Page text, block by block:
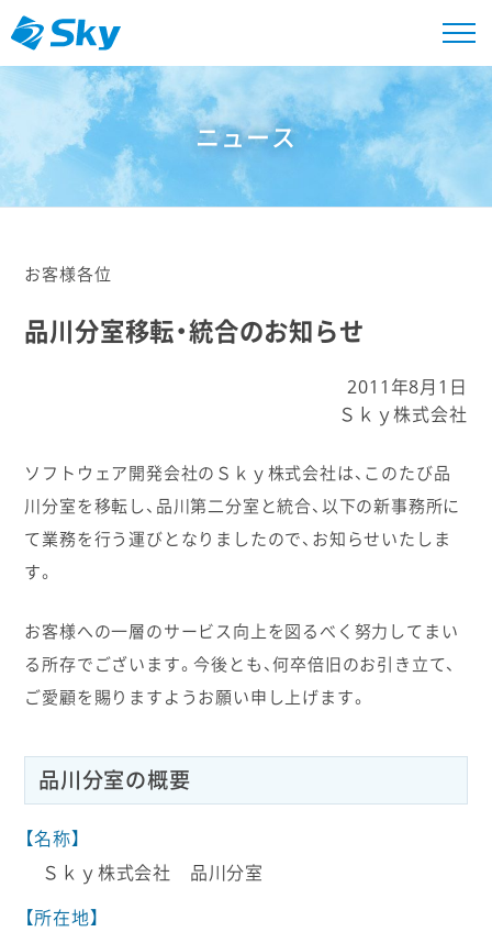
ニュース
お客様各位
品川分室移転・統合のお知らせ
2011年8月1日
Ｓｋｙ株式会社
ソフトウェア開発会社のＳｋｙ株式会社は、このたび品
川分室を移転し、品川第二分室と統合、以下の新事務所に
て業務を行う運びとなりましたので、お知らせいたしま
す。
お客様への一層のサービス向上を図るべく努力してまい
る所存でございます。今後とも、何卒倍旧のお引き立て、
ご愛顧を賜りますようお願い申し上げます。
品川分室の概要
【名称】
Ｓｋｙ株式会社 品川分室
【所在地】